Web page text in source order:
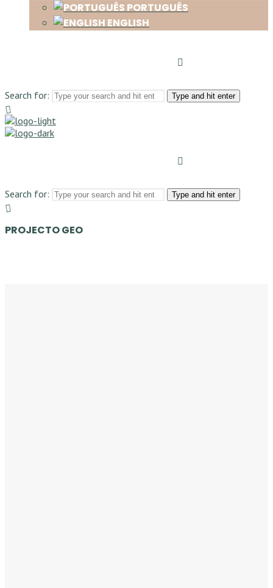
PORTUGUÊS
ENGLISH
Search for: Type and hit enter
Search for: Type and hit enter
PROJECTO GEO